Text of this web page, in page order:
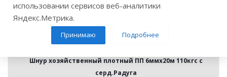
Шнур хозяйственный плотный ПП 6ммх20м 110кгс с
серд.Радуга
использовании сервисов веб-аналитики
Яндекс.Метрика.
Принимаю Подробнее